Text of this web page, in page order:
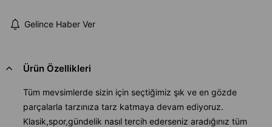
Gelince Haber Ver
Ürün Özellikleri
Tüm mevsimlerde sizin için seçtiğimiz şık ve en gözde
parçalarla tarzınıza tarz katmaya devam ediyoruz.
Klasik,spor,gündelik nasıl tercih ederseniz aradığınız tüm